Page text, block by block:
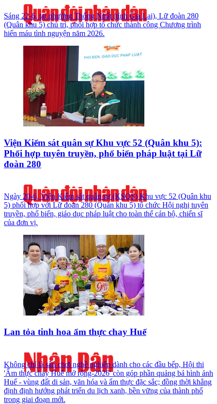
Sáng 22-6, tại phường Thống Nhất (tỉnh Gia Lai), Lữ đoàn 280
(Quân khu 5) chủ trì, phối hợp tổ chức thành công Chương trình
hiến máu tình nguyện năm 2026.
Viện Kiểm sát quân sự Khu vực 52 (Quân khu 5):
Phối hợp tuyên truyền, phổ biến pháp luật tại Lữ
đoàn 280
Ngày 20-6, Viện Kiểm sát quân sự (KSQS) Khu vực 52 (Quân khu
5) phối hợp với Lữ đoàn 280 (Quân khu 5) tổ chức Hội nghị tuyên
truyền, phổ biến, giáo dục pháp luật cho toàn thể cán bộ, chiến sĩ
của đơn vị.
Lan tỏa tinh hoa ẩm thực chay Huế
Không chỉ là sân chơi nghề nghiệp dành cho các đầu bếp, Hội thi
'Ẩm thực chay Huế mở rộng-2026' còn góp phần quảng bá hình ảnh
Huế - vùng đất di sản, văn hóa và ẩm thực đặc sắc; đồng thời khẳng
định định hướng phát triển du lịch xanh, bền vững của thành phố
trong giai đoạn mới.